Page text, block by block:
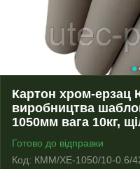
Картон хром-ерзац
виробництва
1050мм вага 10кг,
Готово до відправки
Код: КММ/ХЕ-1050/10-0.6/